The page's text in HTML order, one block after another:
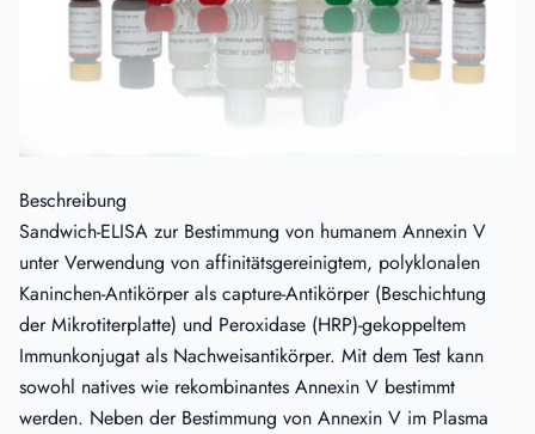
Beschreibung
Sandwich-ELISA zur Bestimmung von humanem Annexin V
unter Verwendung von affinitätsgereinigtem, polyklonalen
Kaninchen-Antikörper als capture-Antikörper (Beschichtung
der Mikrotiterplatte) und Peroxidase (HRP)-gekoppeltem
Immunkonjugat als Nachweisantikörper. Mit dem Test kann
sowohl natives wie rekombinantes Annexin V bestimmt
werden. Neben der Bestimmung von Annexin V im Plasma